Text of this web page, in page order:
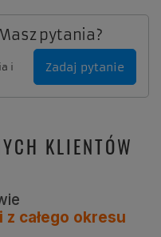
pytania?
i
Zadaj pytanie
KLIENTÓW
z całego okresu